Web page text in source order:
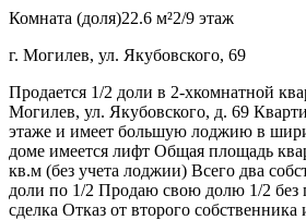
Комната (доля)22.6 м²2/9 этаж
г. Могилев, ул. Якубовского, 69
Продается 1/2 доли в 2-хкомнатной
Могилев, ул. Якубовского, д. 69
этаже и имеет большую лоджию в
доме имеется лифт Общая площадь
кв.м (без учета лоджии) Всего два
доли по 1/2 Продаю свою долю 1/2 без
сделка Отказ от второго собственника